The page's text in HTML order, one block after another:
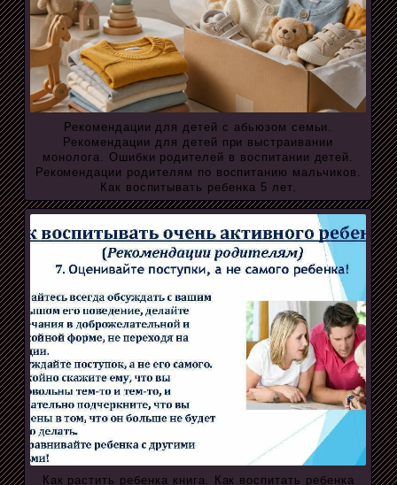
Рекомендации для детей с абьюзом семьи.
Рекомендации для детей при выстраивании
монолога. Ошибки родителей в воспитании детей.
Рекомендации родителям по воспитанию мальчиков.
Как воспитывать ребенка 5 лет.
Как растить ребенка книга. Как воспитать ребенка